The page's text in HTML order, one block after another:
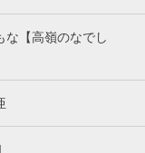
な【高嶺のなでし